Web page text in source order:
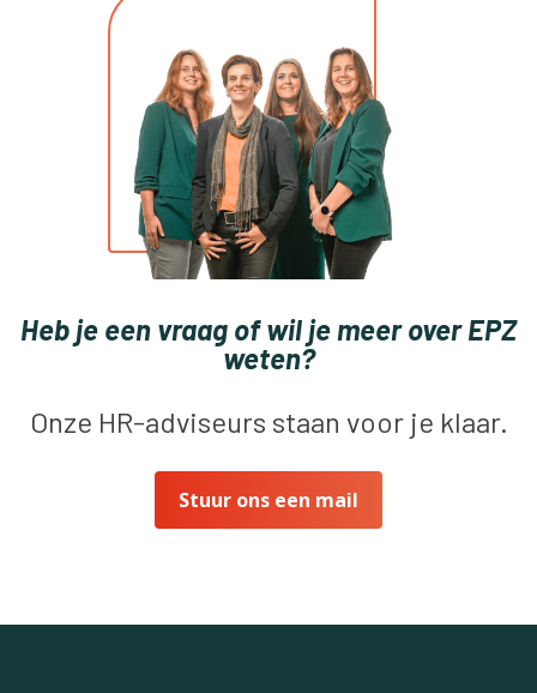
Heb je een vraag of wil je meer over EPZ
weten?
Onze HR-adviseurs staan voor je klaar.
Stuur ons een mail